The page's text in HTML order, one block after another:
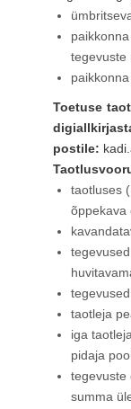
tegevuste
Toetuse
postile:
taotluses
õppekava
taotleja
iga
pidaja
tegevuste
summa